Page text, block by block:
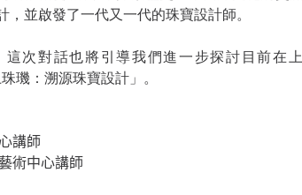
並啟發了一代又一代的珠寶設計師。
次對話也將引導我們進一步探討目前在
璣：溯源珠寶設計」。
講師
術中心講師